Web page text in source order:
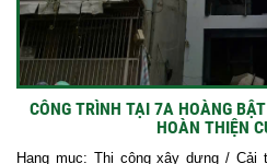
CÔNG TRÌNH TẠI 7A HOÀNG
HOÀN THIỆN
Hạng mục: Thi công xây dựng / Cải